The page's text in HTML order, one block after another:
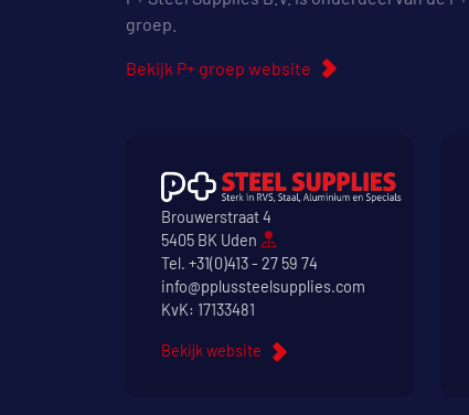
groep.
Bekijk P+ groep website
Brouwerstraat 4
5405 BK Uden
Tel. +31(0)413 - 27 59 74
info@pplussteelsupplies.com
KvK: 17133481
Bekijk website